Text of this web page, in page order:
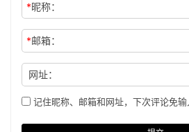
*昵称：
*邮箱：
网址：
记住昵称、邮箱和网址，下次评论免输